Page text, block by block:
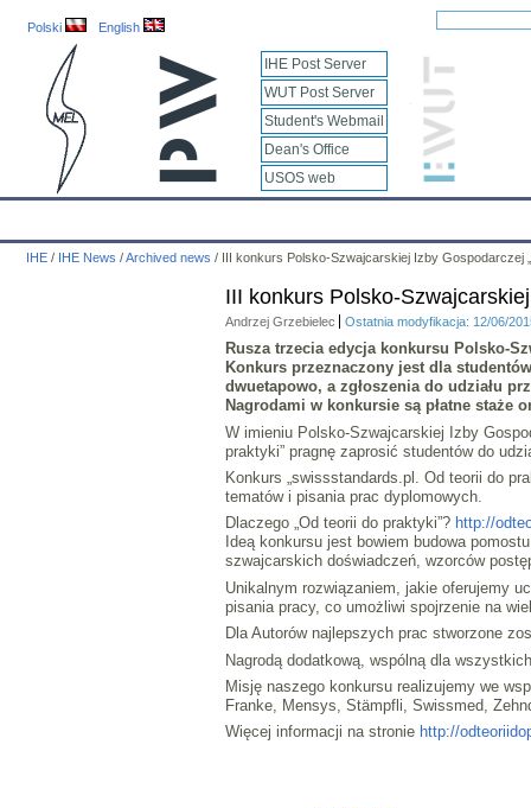
Polski English
IHE Post Server
WUT Post Server
Student's Webmail
Dean's Office
USOS web
IHE / IHE News /Archived news / III konkurs Polsko-Szwajcarskiej Izby Gospodarczej
III konkurs Polsko-
Andrzej Grzebielec Ostatnia modyfikacja: 12/06/
Rusza trzecia edycja konkursu Polsko-
Konkurs przeznaczony jest dla
dwuetapowo, a zgłoszenia do udziału
Nagrodami w konkursie są płatne staże
W imieniu Polsko-Szwajcarskiej Izby
praktyki” pragnę zaprosić studentów do
Konkurs „swissstandards.pl. Od teorii do
tematów i pisania prac dyplomowych.
Dlaczego „Od teorii do praktyki”? http://
Ideą konkursu jest bowiem budowa
szwajcarskich doświadczeń, wzorców
Unikalnym rozwiązaniem, jakie oferujemy
pisania pracy, co umożliwi spojrzenie na
Dla Autorów najlepszych prac stworzone
Nagrodą dodatkową, wspólną dla
Misję naszego konkursu realizujemy we
Franke, Mensys, Stämpfli, Swissmed,
Więcej informacji na stronie http://